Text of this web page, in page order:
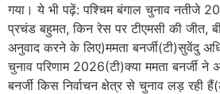
गया। ये भी पढ़ें: पश्चिम बंगाल चुनाव नतीजे
प्रचंड बहुमत, किन रेस पर टीएमसी की जीत,
अनुवाद करने के लिए)ममता बनर्जी(टी)सुवेंदु
चुनाव परिणाम 2026(टी)क्या ममता बनर्जी ने
बनर्जी किस निर्वाचन क्षेत्र से चुनाव लड़ रही